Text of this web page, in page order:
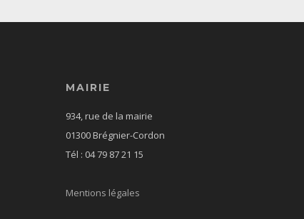
MAIRIE
934, rue de la mairie
01300 Brégnier-Cordon
Tél : 04 79 87 21 15
Mentions légales